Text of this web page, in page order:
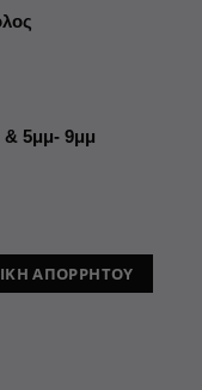
5μμ- 9μμ
ΑΠΟΡΡΗΤΟΥ